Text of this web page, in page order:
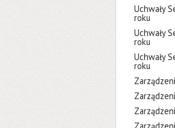
Uchwały
roku
Uchwały
roku
Uchwały
roku